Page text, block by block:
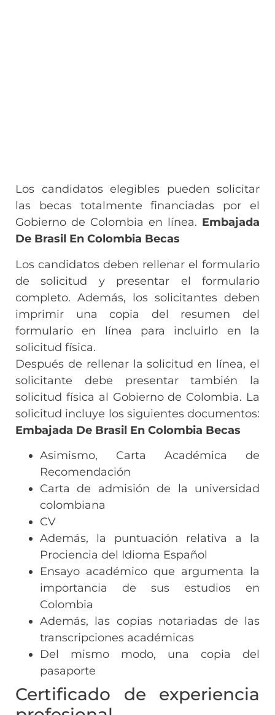
Los candidatos elegibles pueden solicitar
las becas totalmente financiadas por el
Gobierno de Colombia en línea. Embajada
De Brasil En Colombia Becas
Los candidatos deben rellenar el formulario
de solicitud y presentar el formulario
completo. Además, los solicitantes deben
imprimir una copia del resumen del
formulario en línea para incluirlo en la
solicitud física.
Después de rellenar la solicitud en línea, el
solicitante debe presentar también la
solicitud física al Gobierno de Colombia. La
solicitud incluye los siguientes documentos:
Embajada De Brasil En Colombia Becas
Asimismo, Carta Académica de
Recomendación
Carta de admisión de la universidad
colombiana
CV
Además, la puntuación relativa a la
Prociencia del Idioma Español
Ensayo académico que argumenta la
importancia de sus estudios en
Colombia
Además, las copias notariadas de las
transcripciones académicas
Del mismo modo, una copia del
pasaporte
Certificado de experiencia